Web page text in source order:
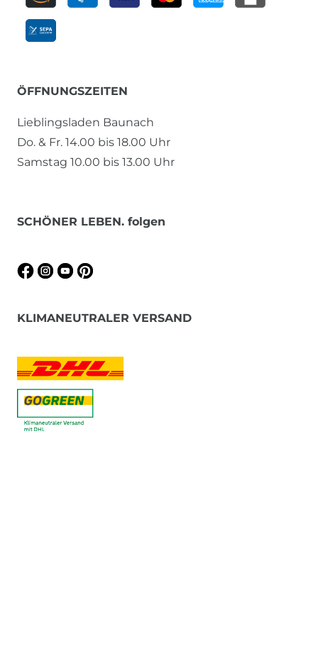
ÖFFNUNGSZEITEN
Lieblingsladen Baunach
Do. & Fr. 14.00 bis 18.00 Uhr
Samstag 10.00 bis 13.00 Uhr
SCHÖNER LEBEN. folgen
KLIMANEUTRALER VERSAND